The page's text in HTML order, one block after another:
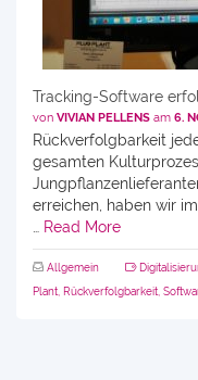
Tracking-Software
von VIVIAN PELLENS am 6.
Rückverfolgbarkeit
gesamten
erreichen, haben wir
Read More
Allgemein
Plant Rückverfolgbarkeit